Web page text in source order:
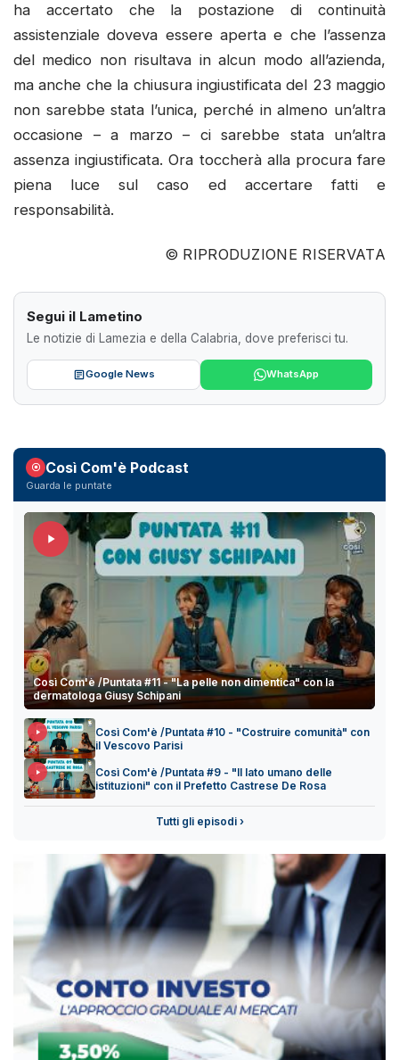
ha accertato che la postazione di continuità
assistenziale doveva essere aperta e che l’assenza
del medico non risultava in alcun modo all’azienda,
ma anche che la chiusura ingiustificata del 23 maggio
non sarebbe stata l’unica, perché in almeno un’altra
occasione – a marzo – ci sarebbe stata un’altra
assenza ingiustificata. Ora toccherà alla procura fare
piena luce sul caso ed accertare fatti e
responsabilità.
© RIPRODUZIONE RISERVATA
Segui il Lametino
Le notizie di Lamezia e della Calabria, dove preferisci tu.
Google News WhatsApp
Così Com'è Podcast
Guarda le puntate
Così Com'è /Puntata #11 - "La pelle non dimentica" con la
dermatologa Giusy Schipani
Così Com'è /Puntata #10 - "Costruire comunità" con
il Vescovo Parisi
Così Com'è /Puntata #9 - "Il lato umano delle
istituzioni" con il Prefetto Castrese De Rosa
Tutti gli episodi ›